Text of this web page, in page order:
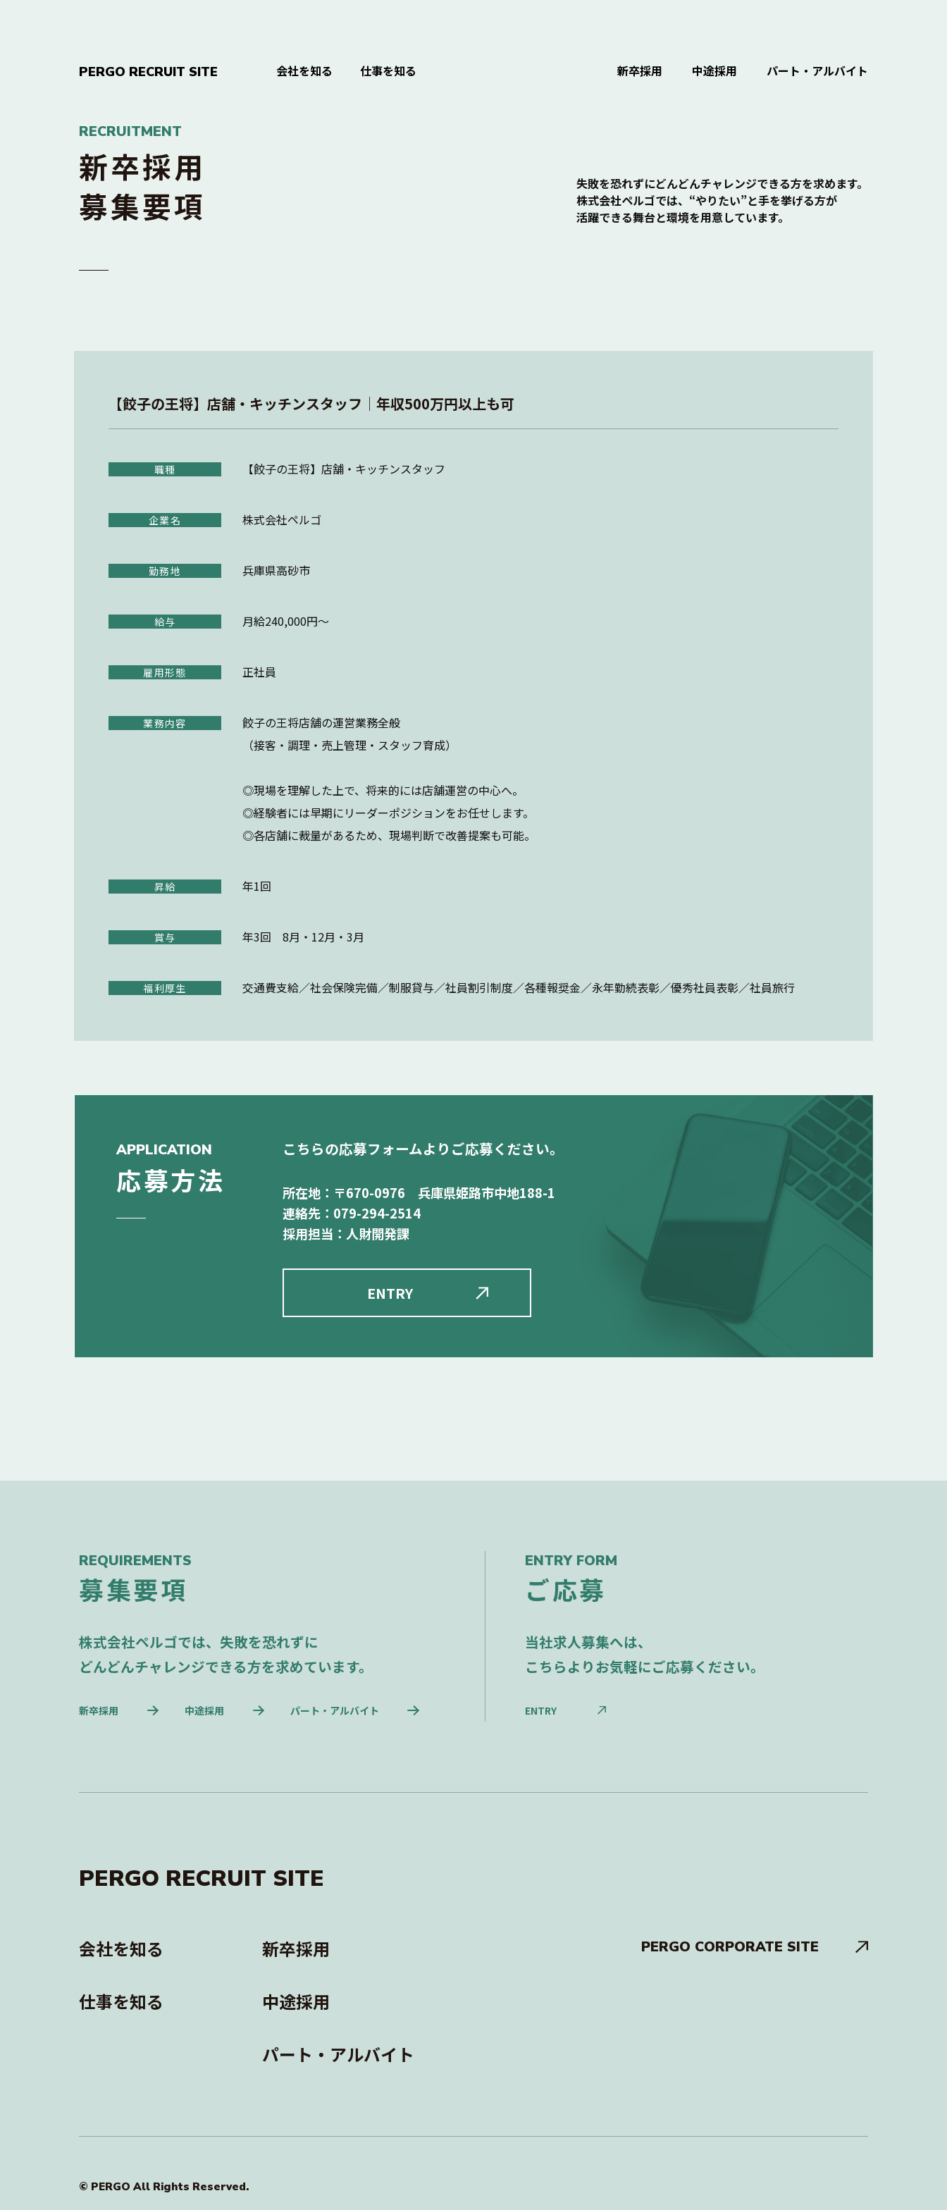
PERGO RECRUIT SITE 会社を知る 仕事を知る 新卒採用 中途採用 パート・アルバイト
RECRUITMENT
新卒採用
募集要項
失敗を恐れずにどんどんチャレンジできる方を求めます。
株式会社ペルゴでは、“やりたい”と手を挙げる方が
活躍できる舞台と環境を用意しています。
【餃子の王将】店舗・キッチンスタッフ│年収500万円以上も可
職種 【餃子の王将】店舗・キッチンスタッフ
企業名 株式会社ペルゴ
勤務地 兵庫県高砂市
給与 月給240,000円～
雇用形態 正社員
業務内容
餃子の王将店舗の運営業務全般
（接客・調理・売上管理・スタッフ育成）
◎現場を理解した上で、将来的には店舗運営の中心へ。
◎経験者には早期にリーダーポジションをお任せします。
◎各店舗に裁量があるため、現場判断で改善提案も可能。
昇給 年1回
賞与 年3回 8月・12月・3月
福利厚生 交通費支給／社会保険完備／制服貸与／社員割引制度／各種報奨金／永年勤続表彰／優秀社員表彰／社員旅行
APPLICATION
応募方法
こちらの応募フォームより ご応募ください。
所在地：〒670-0976兵庫県姫路市中地188-1
連絡先：079-294-2514
採用担当：人財開発課
ENTRY
REQUIREMENTS
募集要項
株式会社ペルゴでは、失敗を恐れずに
どんどんチャレンジできる方を求めています。
新卒採用 中途採用 パート・アルバイト
ENTRY FORM
ご応募
当社求人募集へは、
こちらよりお気軽にご応募ください。
ENTRY
PERGO RECRUIT SITE
会社を知る
仕事を知る
新卒採用
中途採用
パート・アルバイト
PERGO CORPORATE SITE
© PERGO All Rights Reserved.